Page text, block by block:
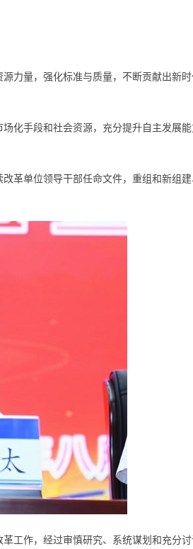
力量，强化标准与质量，不断贡献出新
化手段和社会资源，充分提升自主发展
革单位领导干部任命文件，重组和新组
工作，经过审慎研究、系统谋划和充分